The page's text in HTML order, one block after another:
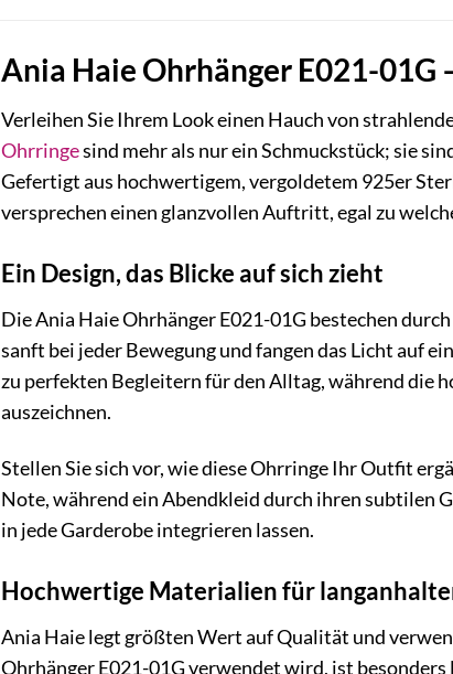
Ania Haie Ohrhänger E021-01G
Verleihen Sie Ihrem Look einen Hauch von
Ohrringesind mehr als nur ein Schmuckstück; sie
Gefertigt aus hochwertigem, vergoldetem 925er
versprechen einen glanzvollen Auftritt, egal zu
Ein Design, das Blicke auf sich zieht
Die Ania Haie Ohrhänger E021-01G bestechen
sanft bei jeder Bewegung und fangen das Licht auf
zu perfekten Begleitern für den Alltag, während die
auszeichnen.
Stellen Sie sich vor, wie diese Ohrringe Ihr Outfit
Note, während ein Abendkleid durch ihren subtilen
in jede Garderobe integrieren lassen.
Hochwertige Materialien für
Ania Haie legt größten Wert auf Qualität und
Ohrhänger E021-01G verwendet wird, ist